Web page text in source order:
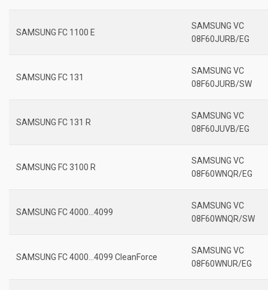
SAMSUNG FC 1100 E
SAMSUNG VC
08F60JURB/EG
SAMSUNG FC 131
SAMSUNG VC
08F60JURB/SW
SAMSUNG FC 131 R
SAMSUNG VC
08F60JUVB/EG
SAMSUNG FC 3100 R
SAMSUNG VC
08F60WNQR/EG
SAMSUNG FC 4000…4099
SAMSUNG VC
08F60WNQR/SW
SAMSUNG FC 4000…4099 CleanForce
SAMSUNG VC
08F60WNUR/EG